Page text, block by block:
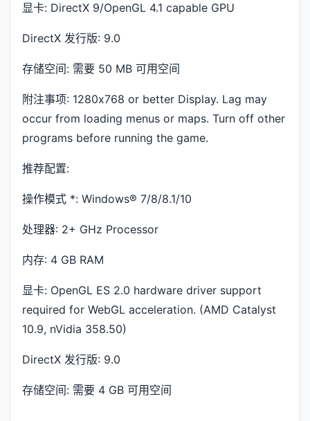
显卡: DirectX 9/OpenGL 4.1 capable GPU
DirectX 发行版: 9.0
存储空间: 需要 50 MB 可用空间
附注事项: 1280x768 or better Display. Lag may
occur from loading menus or maps. Turn off other
programs before running the game.
推荐配置:
操作模式 *: Windows® 7/8/8.1/10
处理器: 2+ GHz Processor
内存: 4 GB RAM
显卡: OpenGL ES 2.0 hardware driver support
required for WebGL acceleration. (AMD Catalyst
10.9, nVidia 358.50)
DirectX 发行版: 9.0
存储空间: 需要 4 GB 可用空间